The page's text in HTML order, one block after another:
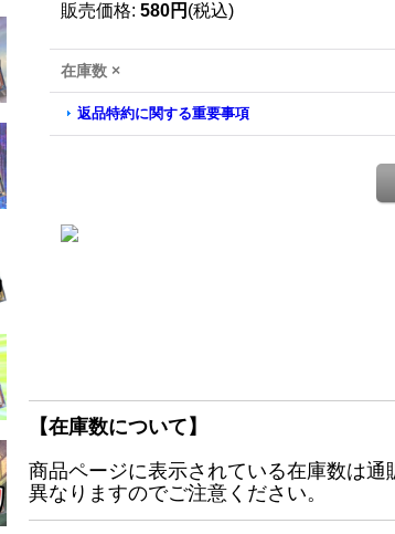
販売価格: 580円 (税込)
在庫数 ×
返品特約に関する重要事項
【在庫数について】
商品ページに表示されている在庫数は
異なりますのでご注意ください。